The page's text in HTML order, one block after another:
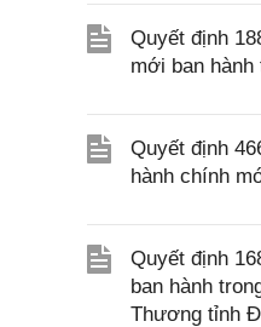
Quyết định
mới ban
Quyết định
hành chính
Quyết định
ban hành
Thương tỉnh